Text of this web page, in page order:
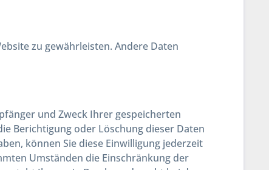
zu gewährleisten. Andere Daten
und Zweck Ihrer gespeicherten
Berichtigung oder Löschung dieser Daten
können Sie diese Einwilligung jederzeit
Umständen die Einschränkung der